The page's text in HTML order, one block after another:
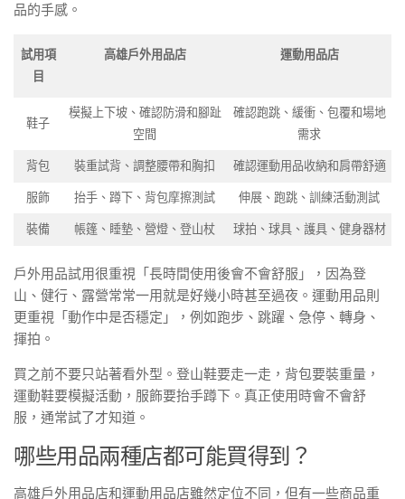
品的手感。
試用項
目
高雄戶外用品店 運動用品店
鞋子
模擬上下坡、確認防滑和腳趾
空間
確認跑跳、緩衝、包覆和場地
需求
背包 裝重試背、調整腰帶和胸扣 確認運動用品收納和肩帶舒適
服飾 抬手、蹲下、背包摩擦測試 伸展、跑跳、訓練活動測試
裝備 帳篷、睡墊、營燈、登山杖 球拍、球具、護具、健身器材
戶外用品試用很重視「長時間使用後會不會舒服」，因為登
山、健行、露營常常一用就是好幾小時甚至過夜。運動用品則
更重視「動作中是否穩定」，例如跑步、跳躍、急停、轉身、
揮拍。
買之前不要只站著看外型。登山鞋要走一走，背包要裝重量，
運動鞋要模擬活動，服飾要抬手蹲下。真正使用時會不會舒
服，通常試了才知道。
哪些用品兩種店都可能買得到？
高雄戶外用品店和運動用品店雖然定位不同，但有一些商品重